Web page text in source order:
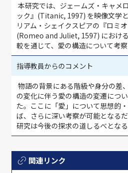
本研究では、ジェームズ・キャメ
ック』(Titanic, 1997) を映像文学
リアム・シェイクスピアの『ロミ
(Romeo and Juliet, 1597) におけ
較を通じて、愛の構造について考察
指導教員からのコメント
物語の背景にある階級や身分の差
の変化に伴う愛の構造の変遷につ
た。ここに「愛」について思想的
ば、さらに深い考察が可能となる
研究は今後の探求の道しるべとな
関連リンク